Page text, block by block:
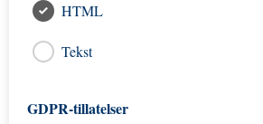
HTML
Tekst
GDPR-tillatelser